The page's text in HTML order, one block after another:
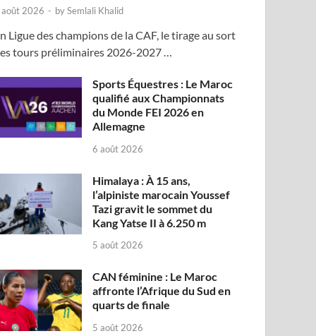
2026 - bySemlali Khalid
Ligue des champions de la CAF, le tirage au sort
tours préliminaires 2026-2027 …
Sports Équestres : Le Maroc
qualifié aux Championnats
du Monde FEI 2026 en
Allemagne
6 août 2026
Himalaya : À 15 ans,
l’alpiniste marocain Youssef
Tazi gravit le sommet du
Kang Yatse II à 6.250 m
5 août 2026
CAN féminine : Le Maroc
affronte l’Afrique du Sud en
quarts de finale
5 août 2026